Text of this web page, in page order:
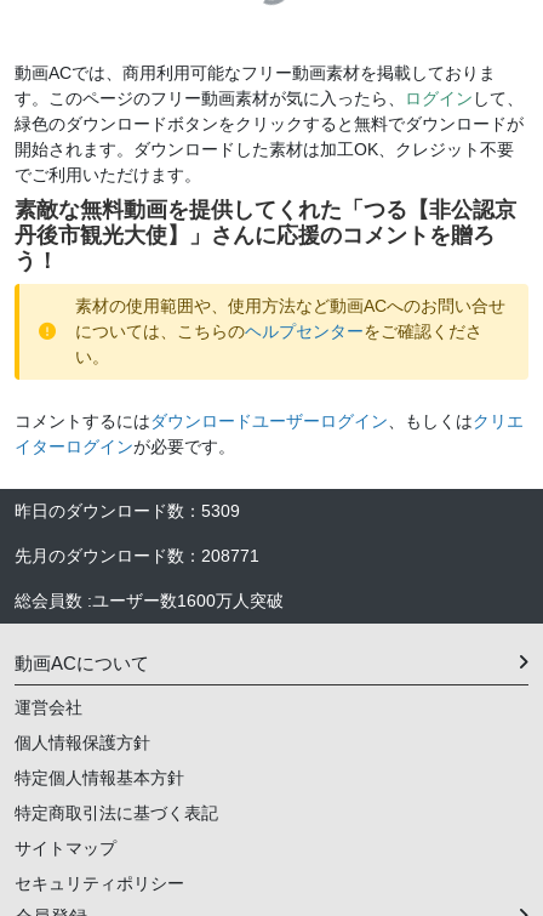
動画ACでは、商用利用可能なフリー動画素材を掲載しておりま
す。このページのフリー動画素材が気に入ったら、
ログイン して、
緑色のダウンロードボタンをクリックすると無料でダウンロードが
開始されます。ダウンロードした素材は加工OK、クレジット不要
でご利用いただけます。
素敵な無料動画を提供してくれた「 つる【非公認京
丹後市観光大使】
」さんに応援のコメントを贈ろ
う！
素材の使用範囲や、使用方法など動画ACへのお問い合せ
については、こちらのヘルプセンターをご確認くださ
い。
コメントするにはダウンロードユーザーログイン 、もしくはクリエ
イターログインが必要です。
昨日のダウンロード数 ： 5309
先月のダウンロード数 ： 208771
総会員数 :ユーザー数1600万人 突破
動画ACについて
運営会社
個人情報保護方針
特定個人情報基本方針
特定商取引法に基づく表記
サイトマップ
セキュリティポリシー